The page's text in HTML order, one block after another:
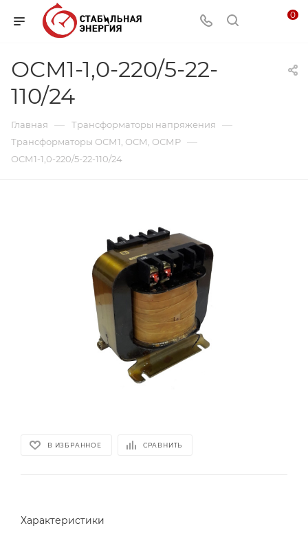
0
ОСМ1-1,0-220/5-22-
110/24
Главная — Трансформаторы напряжения —
Трансформаторы ОСМ1, ОСМ, ОСМР —
ОСМ1-1,0-220/5-22-110/24
В ИЗБРАННОЕ СРАВНИТЬ
Характеристики